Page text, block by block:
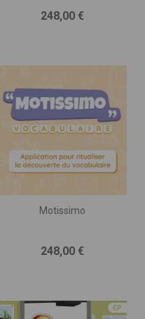
Prix
248,00 €
Motissimo
Prix
248,00 €